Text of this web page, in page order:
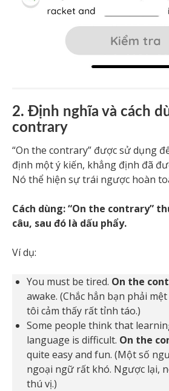
2. Định nghĩa và cách
contrary
“On the contrary” được sử dụng
định một ý kiến, khẳng định đã
Nó thể hiện sự trái ngược hoàn
Cách dùng: “On the contrary”
câu, sau đó là dấu phẩy.
Ví dụ:
You must be tired. On the
awake. (Chắc hẳn bạn phải
tôi cảm thấy rất tỉnh táo.)
Some people think that
language is difficult. On the
quite easy and fun. (Một số
ngoại ngữ rất khó. Ngược lại,
thú vị.)